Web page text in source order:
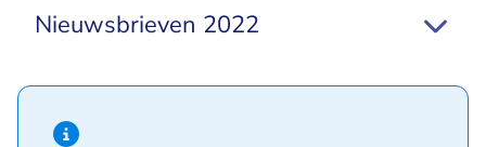
Nieuwsbrieven 2022
Hint van type informatie